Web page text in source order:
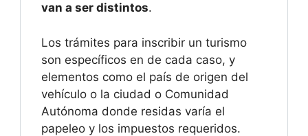
van a ser distintos.
Los trámites para inscribir un turismo
son específicos en de cada caso, y
elementos como el país de origen del
vehículo o la ciudad o Comunidad
Autónoma donde residas varía el
papeleo y los impuestos requeridos.